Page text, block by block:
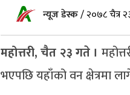
न्यूज डेस्क/२०७८ चैत्र
महोत्तरी, चैत २३ गते ।
भएपछि यहाँको वन क्षेत्रमा